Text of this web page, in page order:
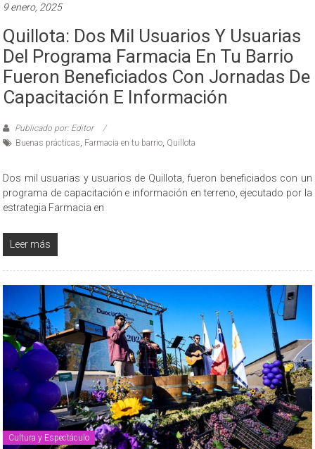
9 enero, 2025
Quillota: Dos Mil Usuarios Y Usuarias
Del Programa Farmacia En Tu Barrio
Fueron Beneficiados Con Jornadas De
Capacitación E Información
Publicado por: Editor
Buenas prácticas Farmacia en tu barrio Quillota
Dos mil usuarias y usuarios de Quillota, fueron beneficiados con un
programa de capacitación e información en terreno, ejecutado por la
estrategia Farmacia en
Leer más
Cultura y Espectáculo